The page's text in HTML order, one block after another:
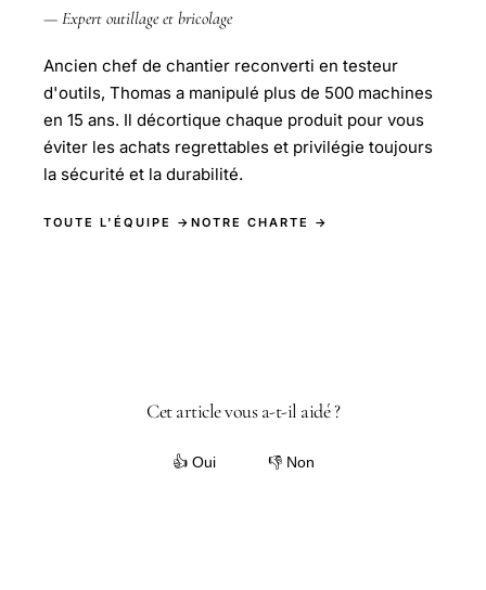
— Expert outillage et bricolage
Ancien chef de chantier reconverti en testeur
d'outils, Thomas a manipulé plus de 500 machines
en 15 ans. Il décortique chaque produit pour vous
éviter les achats regrettables et privilégie toujours
la sécurité et la durabilité.
TOUTE L'ÉQUIPE → NOTRE CHARTE →
Cet article vous a-t-il aidé ?
👍 Oui 👎 Non